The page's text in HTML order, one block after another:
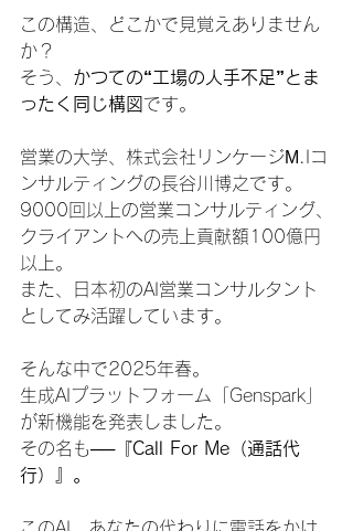
この構造、どこかで見覚えありません
か？
そう、 かつての“工場の人手不足”とま
ったく同じ構図 です。
営業の大学、株式会社リンケージМ.Iコ
ンサルティングの長谷川博之です。
9000回以上の営業コンサルティング、
クライアントへの売上貢献額100億円
以上。
また、日本初のAI営業コンサルタント
としてみ活躍しています。
そんな中で2025年春。
生成AIプラットフォーム「Genspark」
が新機能を発表しました。
その名も──『Call For Me（通話代
行）』。